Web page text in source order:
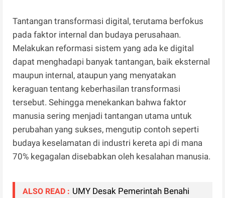
Tantangan transformasi digital, terutama berfokus
pada faktor internal dan budaya perusahaan.
Melakukan reformasi sistem yang ada ke digital
dapat menghadapi banyak tantangan, baik eksternal
maupun internal, ataupun yang menyatakan
keraguan tentang keberhasilan transformasi
tersebut. Sehingga menekankan bahwa faktor
manusia sering menjadi tantangan utama untuk
perubahan yang sukses, mengutip contoh seperti
budaya keselamatan di industri kereta api di mana
70% kegagalan disebabkan oleh kesalahan manusia.
ALSO READ : UMY Desak Pemerintah Benahi